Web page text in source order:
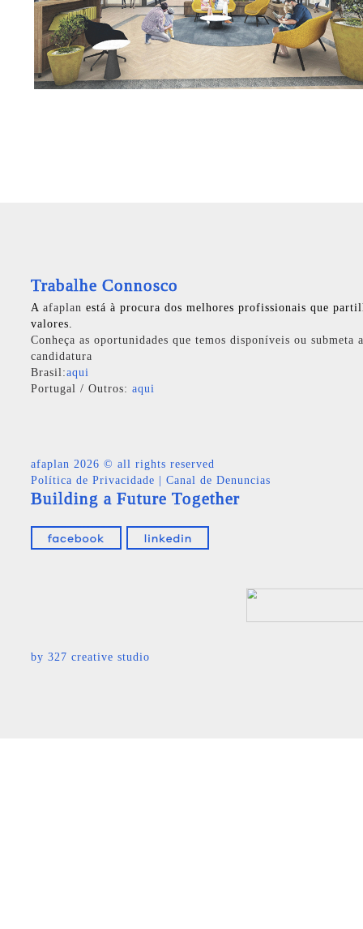
Trabalhe Connosco
A afaplan está à procura dos melhores profissionais que
valores.
Conheça as oportunidades que temos disponíveis ou submeta
candidatura
Brasil:aqui
Portugal / Outros: aqui
afaplan 2026 © all rights reserved
Política de Privacidade
Canal de Denuncias
Building a Future Together
by 327 creative studio